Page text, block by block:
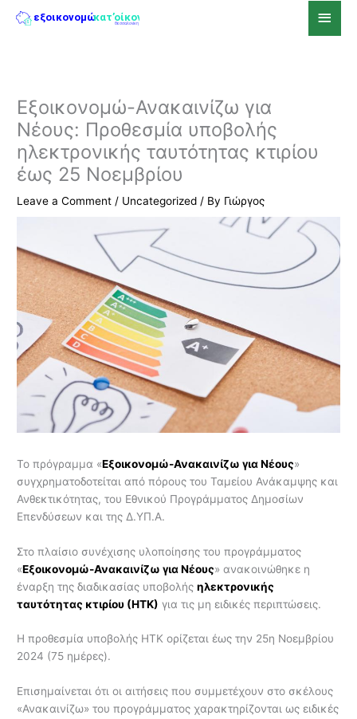
Main
Εξοικονομώ-Ανακαινίζω για
Νέους: Προθεσμία υποβολής
ηλεκτρονικής ταυτότητας κτιρίου
έως 25 Νοεμβρίου
Leave a Comment / Uncategorized / By Γιώργος
Το πρόγραμμα «Εξοικονομώ-Ανακαινίζω για Νέους»
συγχρηματοδοτείται από πόρους του Ταμείου Ανάκαμψης και
Ανθεκτικότητας, του Εθνικού Προγράμματος Δημοσίων
Επενδύσεων και της Δ.ΥΠ.Α.
Στο πλαίσιο συνέχισης υλοποίησης του προγράμματος
«Εξοικονομώ-Ανακαινίζω για Νέους» ανακοινώθηκε η
έναρξη της διαδικασίας υποβολήςηλεκτρονικής
ταυτότητας κτιρίου (ΗΤΚ) για τις μη ειδικές περιπτώσεις.
Η προθεσμία υποβολής ΗΤΚ ορίζεται έως την 25η Νοεμβρίου
2024 (75 ημέρες).
Επισημαίνεται ότι οι αιτήσεις που συμμετέχουν στο σκέλους
«Ανακαινίζω» του προγράμματος χαρακτηρίζονται ως ειδικές